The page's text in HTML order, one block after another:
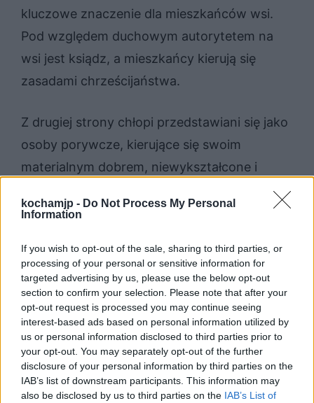
kochamjp - Do Not Process My Personal
Information
If you wish to opt-out of the sale, sharing to third parties, or
processing of your personal or sensitive information for
targeted advertising by us, please use the below opt-out
section to confirm your selection. Please note that after your
opt-out request is processed you may continue seeing
interest-based ads based on personal information utilized by
us or personal information disclosed to third parties prior to
your opt-out. You may separately opt-out of the further
disclosure of your personal information by third parties on the
IAB’s list of downstream participants. This information may
also be disclosed by us to third parties on the IAB’s List of
kluczowe znaczenie dla mieszkańców wsi.
Pod względem duchowym autorytetem na
wsi jest ksiądz, a mieszkańcy kierują się
zasadami chrześcijaństwa.
Z drugiej strony chłopi przedstawiani się jako
osoby porywcze, kierujące się swoim
materialnym dobrem, niewykształcone i
wrogo odnoszące się do obcych. „Chłopi” są
więc kompleksowym obrazem polskiej wsi, ze
ona w sposób naturalistyczny, co sprawia, że
jest to portret bardzo bliski temu, jak
naprawdę taka wieś mogła w swoim czasie
wyglądać.